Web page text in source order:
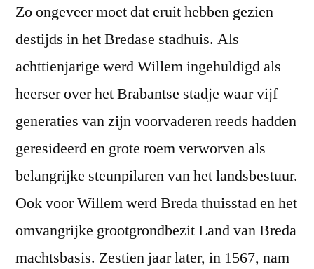
Zo ongeveer moet dat eruit hebben gezien
destijds in het Bredase stadhuis. Als
achttienjarige werd Willem ingehuldigd als
heerser over het Brabantse stadje waar vijf
generaties van zijn voorvaderen reeds hadden
geresideerd en grote roem verworven als
belangrijke steunpilaren van het landsbestuur.
Ook voor Willem werd Breda thuisstad en het
omvangrijke grootgrondbezit Land van Breda
machtsbasis. Zestien jaar later, in 1567, nam